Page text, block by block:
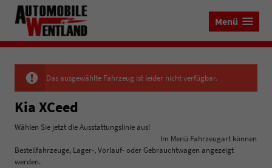
Menü
Das ausgewählte Fahrzeug ist leider nicht verfügbar.
Kia XCeed
Wählen Sie jetzt die Ausstattungslinie aus!
Im Menü Fahrzeugart können
Bestellfahrzeuge, Lager-, Vorlauf- oder Gebrauchtwagen angezeigt
werden.